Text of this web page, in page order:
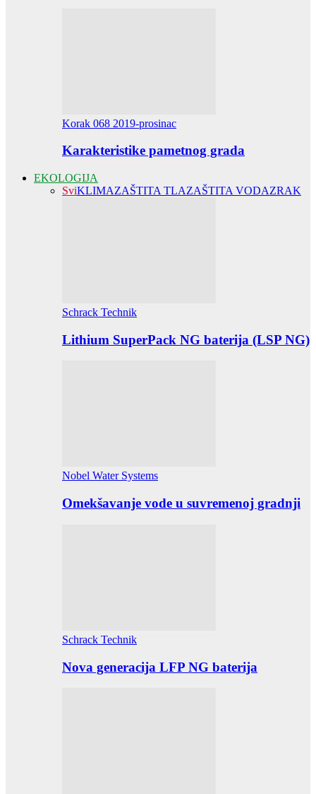
Korak 068 2019-prosinac
Karakteristike pametnog grada
EKOLOGIJA
SviKLIMAZAŠTITA TLAZAŠTITA VODAZRAK
Schrack Technik
Lithium SuperPack NG baterija (LSP NG)
Nobel Water Systems
Omekšavanje vode u suvremenoj gradnji
Schrack Technik
Nova generacija LFP NG baterija